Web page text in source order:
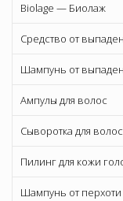
Biolage — Биолаж
Средство от
Шампунь от
Ампулы для волос
Сыворотка для волос
Пилинг для кожи
Шампунь от перхоти